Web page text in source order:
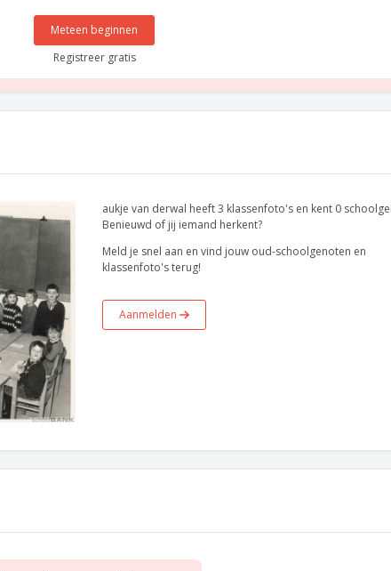
Meteen beginnen
Registreer gratis
aukje van derwal heeft 3 klassenfoto's en kent 0
Benieuwd of jij iemand herkent?
Meld je snel aan en vind jouw oud-schoolgenoten en
klassenfoto's terug!
Aanmelden